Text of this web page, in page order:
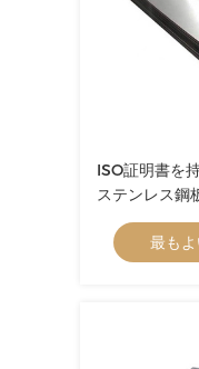
ISO証明書を
ステンレス鋼
最も